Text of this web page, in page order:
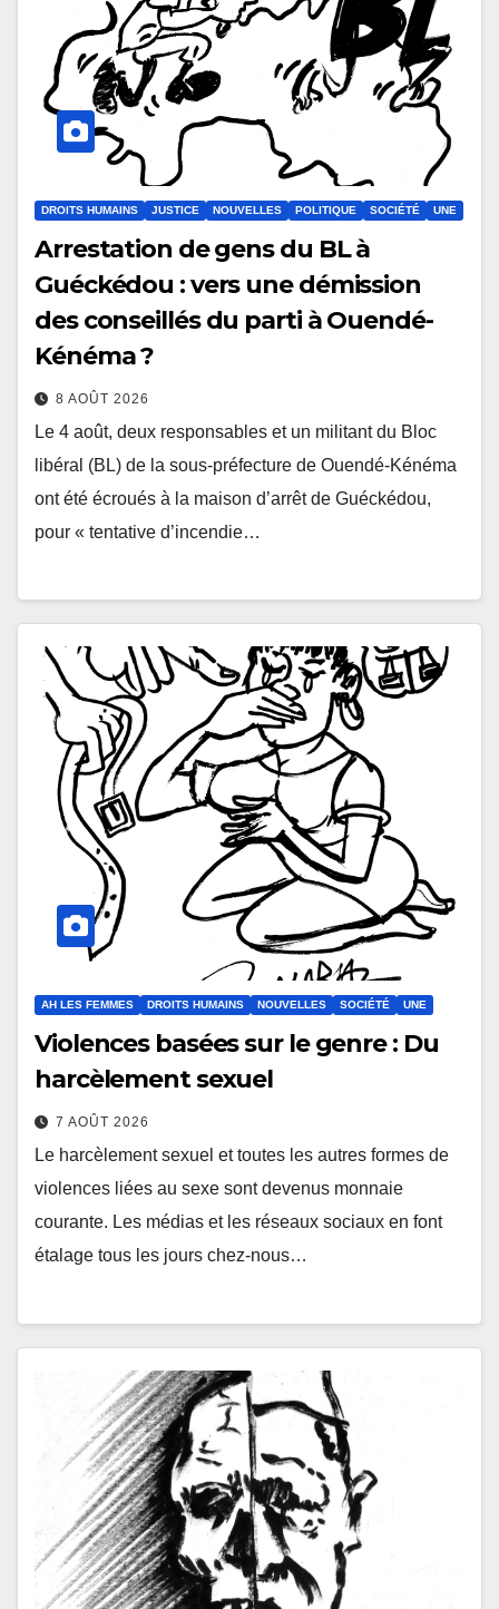
DROITS HUMAINS JUSTICE NOUVELLES POLITIQUE SOCIÉTÉ UNE
Arrestation de gens du BL à
Guéckédou : vers une démission
des conseillés du parti à Ouendé-
Kénéma ?
8 AOÛT 2026
Le 4 août, deux responsables et un militant du Bloc
libéral (BL) de la sous-préfecture de Ouendé-Kénéma
ont été écroués à la maison d’arrêt de Guéckédou,
pour « tentative d’incendie…
AH LES FEMMES DROITS HUMAINS NOUVELLES SOCIÉTÉ UNE
Violences basées sur le genre : Du
harcèlement sexuel
7 AOÛT 2026
Le harcèlement sexuel et toutes les autres formes de
violences liées au sexe sont devenus monnaie
courante. Les médias et les réseaux sociaux en font
étalage tous les jours chez-nous…